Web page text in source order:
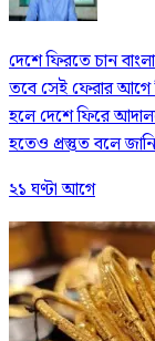
দেশে ফিরতে চান
তবে সেই ফেরার আগে
হলে দেশে ফিরে
হতেও প্রস্তুত বলে
২১ ঘণ্টা আগে